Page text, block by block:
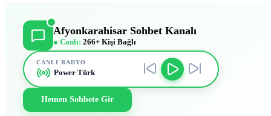
Afyonkarahisar Sohbet Kanalı
● Canlı: 266+ Kişi Bağlı
CANLI RADYO
Power Türk
Hemen Sohbete Gir